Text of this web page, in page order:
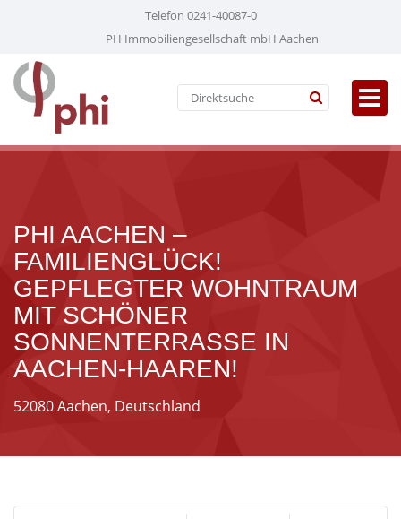
Telefon 0241-40087-0
PH Immobiliengesellschaft mbH Aachen
PHI AACHEN –
FAMILIENGLÜCK!
GEPFLEGTER WOHNTRAUM
MIT SCHÖNER
SONNENTERRASSE IN
AACHEN-HAAREN!
52080 Aachen, Deutschland